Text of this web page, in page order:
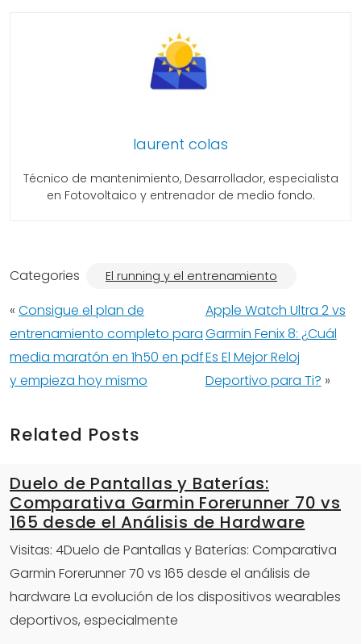
laurent colas
Técnico de mantenimiento, Desarrollador, especialista
en Fotovoltaico y entrenador de medio fondo.
Categories El running y el entrenamiento
« Consigue el plan de
entrenamiento completo para
media maratón en 1h50 en pdf
y empieza hoy mismo
Apple Watch Ultra 2 vs
Garmin Fenix 8: ¿Cuál
Es El Mejor Reloj
Deportivo para Ti? »
Related Posts
Duelo de Pantallas y Baterías:
Comparativa Garmin Forerunner 70 vs
165 desde el Análisis de Hardware
Visitas: 4Duelo de Pantallas y Baterías: Comparativa
Garmin Forerunner 70 vs 165 desde el análisis de
hardware La evolución de los dispositivos wearables
deportivos, especialmente